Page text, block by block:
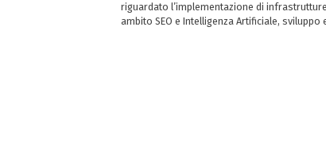
riguardato l’implementazione di
ambito SEO e Intelligenza Artificiale, sviluppo